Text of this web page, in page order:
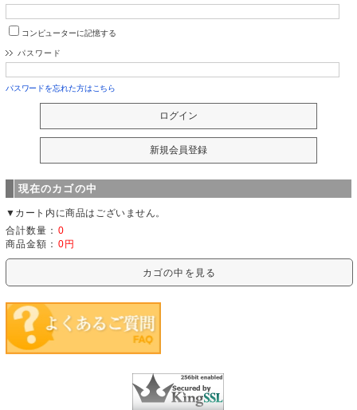
コンピューターに記憶する
パスワード
パスワードを忘れた方はこちら
現在のカゴの中
▼カート内に商品はございません。
合計数量： 0
商品金額： 0円
カゴの中を見る